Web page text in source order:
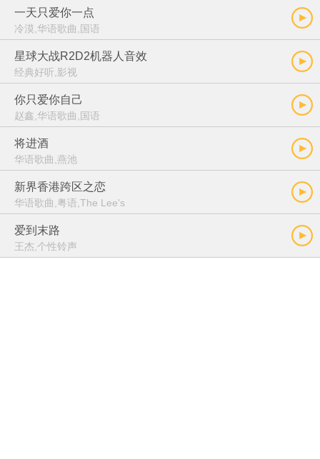
一天只爱你一点
冷漠,华语歌曲,国语
星球大战R2D2机器人音效
经典好听,影视
你只爱你自己
赵鑫,华语歌曲,国语
将进酒
华语歌曲,燕池
新界香港跨区之恋
华语歌曲,粤语,The Lee's
爱到末路
王杰,个性铃声